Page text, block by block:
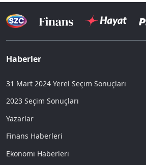
Haberler
31 Mart 2024 Yerel Seçim Sonuçları
2023 Seçim Sonuçları
Yazarlar
Finans Haberleri
Ekonomi Haberleri